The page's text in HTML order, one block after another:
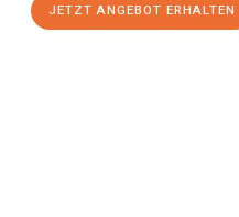
JETZT ANGEBOT ERHALTEN